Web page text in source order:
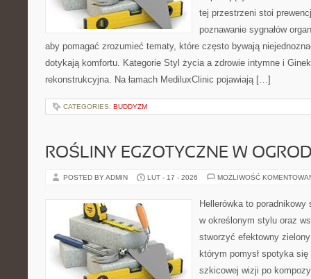
tej przestrzeni stoi
poznawanie sygnałów
aby pomagać zrozumieć tematy, które często bywają
dotykają komfortu. Kategorie Styl życia a zdrowie intymne i
rekonstrukcyjna. Na łamach MediluxClinic pojawiają […]
CATEGORIES: BUDDYZM
ROŚLINY EGZOTYCZNE W
POSTED BY ADMIN LUT - 17 - 2026 MOŻLIWOŚĆ
Hellerówka to
w określonym stylu oraz
stworzyć efektowny
którym pomysł spotyka
szkicowej wizji po